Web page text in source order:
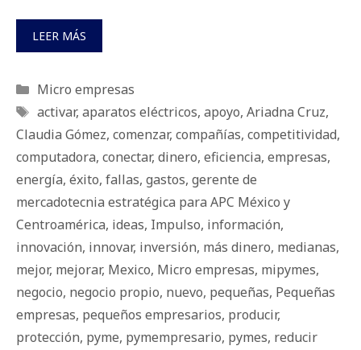
LEER MÁS
Categorías
Micro empresas
Etiquetas
activar, aparatos eléctricos, apoyo, Ariadna Cruz,
Claudia Gómez, comenzar, compañías, competitividad,
computadora, conectar, dinero, eficiencia, empresas,
energía, éxito, fallas, gastos, gerente de
mercadotecnia estratégica para APC México y
Centroamérica, ideas, Impulso, información,
innovación, innovar, inversión, más dinero, medianas,
mejor, mejorar, Mexico, Micro empresas, mipymes,
negocio, negocio propio, nuevo, pequeñas, Pequeñas
empresas, pequeños empresarios, producir,
protección, pyme, pymempresario, pymes, reducir